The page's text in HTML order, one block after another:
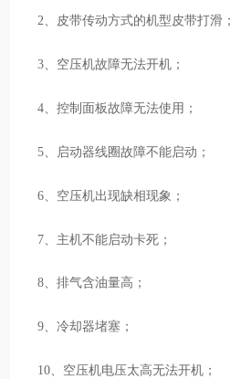
2、皮带传动方式的机型皮带打滑；
3、空压机故障无法开机；
4、控制面板故障无法使用；
5、启动器线圈故障不能启动；
6、空压机出现缺相现象；
7、主机不能启动卡死；
8、排气含油量高；
9、冷却器堵塞；
10、空压机电压太高无法开机；